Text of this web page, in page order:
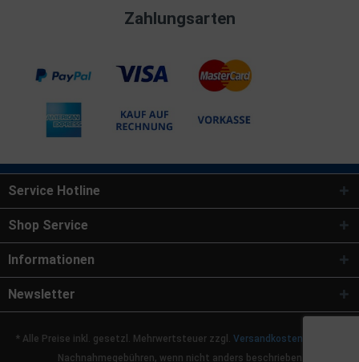
Zahlungsarten
Service Hotline
Shop Service
Informationen
Newsletter
* Alle Preise inkl. gesetzl. Mehrwertsteuer zzgl. Versandkosten
Nachnahmegebühren, wenn nicht anders beschrieben